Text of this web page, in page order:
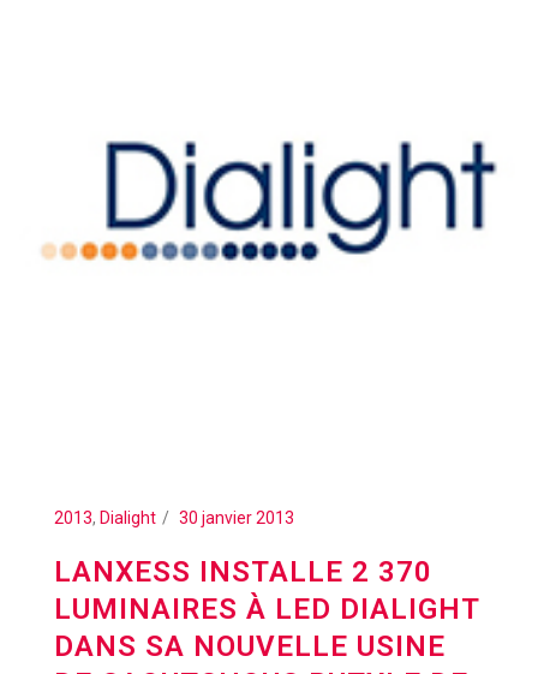
2013, Dialight 30 janvier 2013
LANXESS INSTALLE 2 370
LUMINAIRES À LED DIALIGHT
DANS SA NOUVELLE USINE